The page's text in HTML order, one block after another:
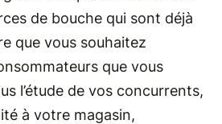
de bouche qui sont déjà
que vous souhaitez
que vous
l’étude de vos concurrents,
à votre magasin,